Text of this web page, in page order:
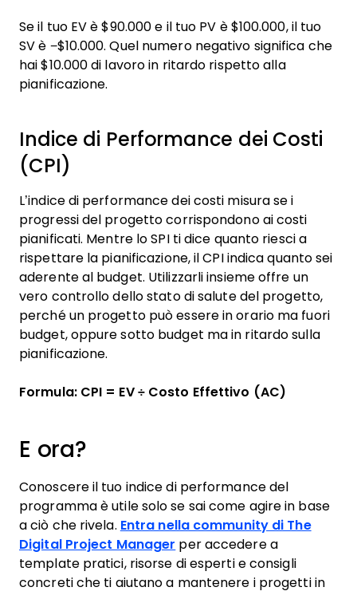
Se il tuo EV è $90.000 e il tuo PV è $100.000, il tuo
SV è −$10.000. Quel numero negativo significa che
hai $10.000 di lavoro in ritardo rispetto alla
pianificazione.
Indice di Performance dei Costi
(CPI)
L’indice di performance dei costi misura se i
progressi del progetto corrispondono ai costi
pianificati. Mentre lo SPI ti dice quanto riesci a
rispettare la pianificazione, il CPI indica quanto sei
aderente al budget. Utilizzarli insieme offre un
vero controllo dello stato di salute del progetto,
perché un progetto può essere in orario ma fuori
budget, oppure sotto budget ma in ritardo sulla
pianificazione.
Formula: CPI = EV ÷ Costo Effettivo (AC)
E ora?
Conoscere il tuo indice di performance del
programma è utile solo se sai come agire in base
a ciò che rivela. Entra nella community di The
Digital Project Manager per accedere a
template pratici, risorse di esperti e consigli
concreti che ti aiutano a mantenere i progetti in